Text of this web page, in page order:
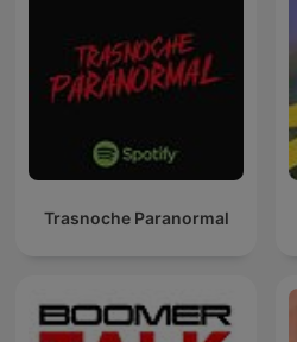
Trasnoche Paranormal